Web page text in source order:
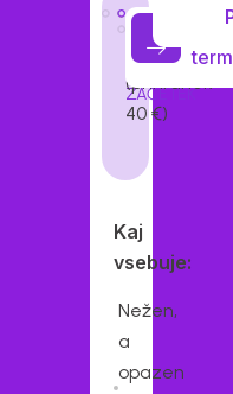
PAKET
ZAČETEK
/
ur
Čas
zame
(prihranek
40 €)
Kaj
vsebuje:
Nežen,
a
opazen